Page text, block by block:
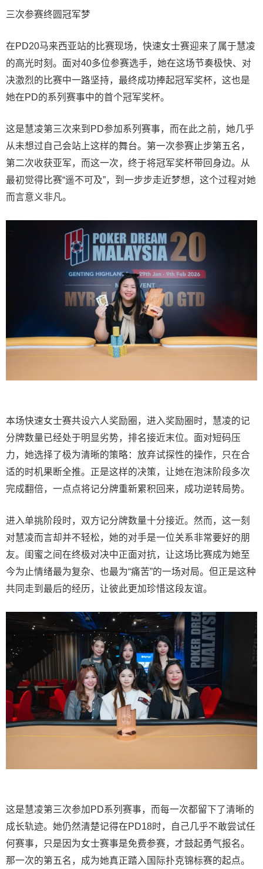
三次参赛终圆冠军梦
在PD20马来西亚站的比赛现场，快速女士赛迎来了属于慧凌
的高光时刻。面对40多位参赛选手，她在这场节奏极快、对
决激烈的比赛中一路坚持，最终成功捧起冠军奖杯，这也是
她在PD的系列赛事中的首个冠军奖杯。
这是慧凌第三次来到PD参加系列赛事，而在此之前，她几乎
从未想过自己会站上这样的舞台。第一次参赛止步第五名，
第二次收获亚军，而这一次，终于将冠军奖杯带回身边。从
最初觉得比赛“遥不可及”，到一步步走近梦想，这个过程对她
而言意义非凡。
本场快速女士赛共设六人奖励圈，进入奖励圈时，慧凌的记
分牌数量已经处于明显劣势，排名接近末位。面对短码压
力，她选择了极为清晰的策略：放弃试探性的操作，只在合
适的时机果断全推。正是这样的决策，让她在泡沫阶段多次
完成翻倍，一点点将记分牌重新累积回来，成功逆转局势。
进入单挑阶段时，双方记分牌数量十分接近。然而，这一刻
对慧凌而言却并不轻松，她的对手是一位关系非常要好的朋
友。闺蜜之间在终极对决中正面对抗，让这场比赛成为她至
今为止情绪最为复杂、也最为“痛苦”的一场对局。但正是这种
共同走到最后的经历，让彼此更加珍惜这段友谊。
这是慧凌第三次参加PD系列赛事，而每一次都留下了清晰的
成长轨迹。她仍然清楚记得在PD18时，自己几乎不敢尝试任
何赛事，只是因为女士赛事是免费参赛，才鼓起勇气报名。
那一次的第五名，成为她真正踏入国际扑克锦标赛的起点。